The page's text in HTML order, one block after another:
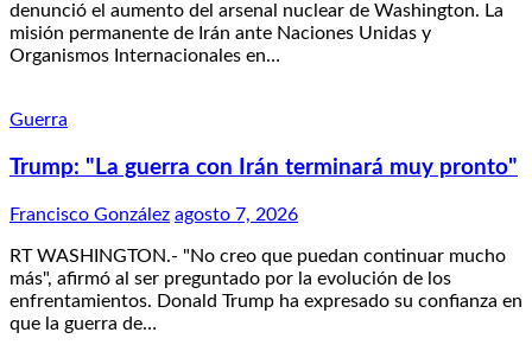
denunció el aumento del arsenal nuclear de Washington. La
misión permanente de Irán ante Naciones Unidas y
Organismos Internacionales en…
Guerra
Trump: "La guerra con Irán terminará muy pronto"
Francisco González agosto 7, 2026
RT WASHINGTON.- "No creo que puedan continuar mucho
más", afirmó al ser preguntado por la evolución de los
enfrentamientos. Donald Trump ha expresado su confianza en
que la guerra de…